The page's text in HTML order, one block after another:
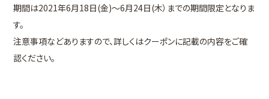
期間は2021年6月18日(金)～6月24日(木）までの期間限定となりま
す。
注意事項などありますので、詳しくはクーポンに記載の内容をご確
認ください。